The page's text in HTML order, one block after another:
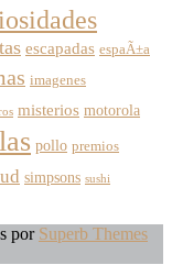
escapadas espaÃ±a
imagenes
misterios motorola
pollo premios
simpsons sushi
por Superb Themes